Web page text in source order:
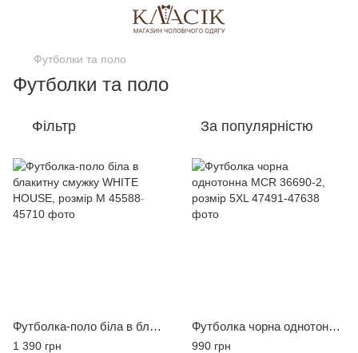
Футболки та поло
Футболки та поло
Фільтр За популярністю
Футболка-поло біла в блакитну смужку WHITE HOUSE, розмір M
1 390 грн
Футболка чорна однотонна MCR 36690-2, розмір 5XL
990 грн